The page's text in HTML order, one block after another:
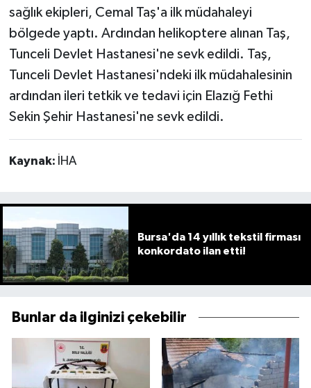
sağlık ekipleri, Cemal Taş'a ilk müdahaleyi
bölgede yaptı. Ardından helikoptere alınan Taş,
Tunceli Devlet Hastanesi'ne sevk edildi. Taş,
Tunceli Devlet Hastanesi'ndeki ilk müdahalesinin
ardından ileri tetkik ve tedavi için Elazığ Fethi
Sekin Şehir Hastanesi'ne sevk edildi.
Kaynak: İHA
Bursa'da 14 yıllık tekstil firması
konkordato ilan etti!
Bunlar da ilginizi çekebilir